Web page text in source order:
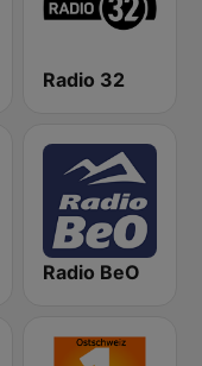
Radio 32
Radio BeO